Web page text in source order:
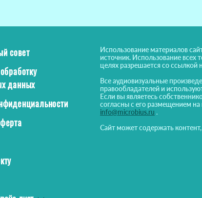
совет
данных
Использование материалов
источник. Использование всех
целях разрешается со ссылкой
Все аудиовизуальные
правообладателей и
Если вы являетесь
согласны с его размещением
info@microbius.ru .
Сайт может содержать